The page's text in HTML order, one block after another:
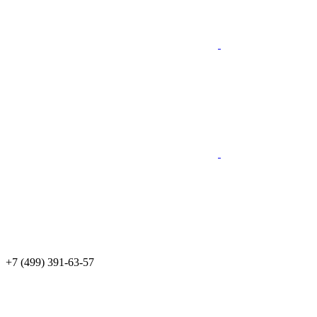
+7 (499) 391-63-57